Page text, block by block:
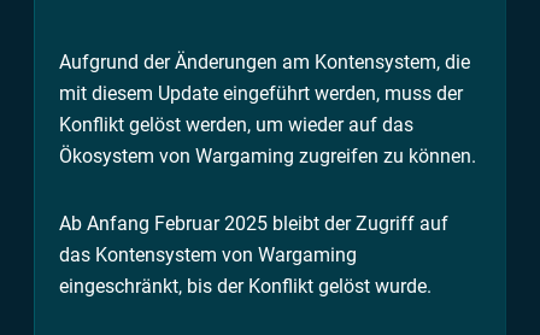
Aufgrund der Änderungen am Kontensystem, die
mit diesem Update eingeführt werden, muss der
Konflikt gelöst werden, um wieder auf das
Ökosystem von Wargaming zugreifen zu können.
Ab Anfang Februar 2025 bleibt der Zugriff auf
das Kontensystem von Wargaming
eingeschränkt, bis der Konflikt gelöst wurde.